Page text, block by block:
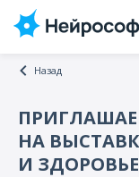
Назад
НА
И